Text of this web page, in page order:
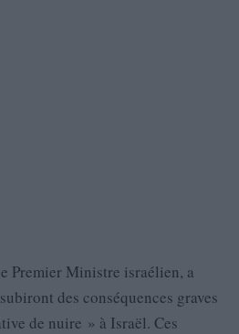
Premier Ministre israélien, a
des conséquences graves
de nuire » à Israël. Ces